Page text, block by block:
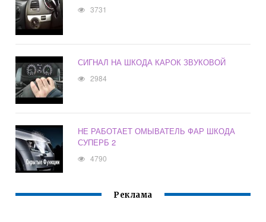
3731
СИГНАЛ НА ШКОДА КАРОК ЗВУКОВОЙ
2984
НЕ РАБОТАЕТ ОМЫВАТЕЛЬ ФАР ШКОДА
СУПЕРБ 2
4790
Реклама